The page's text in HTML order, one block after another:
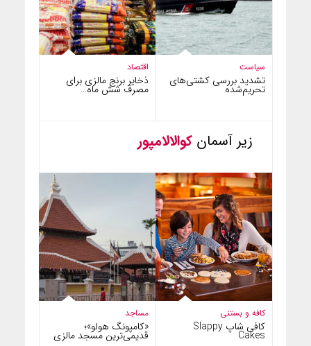
اقتصاد
ذخایر برنج مالزی برای
مصرف شش ماه…
سیاست
تشدید بررسی کشتی‌های
تحریم‌شده
زیر آسمان کوالالامپور
مساجد
«کامپونگ هولو»؛
قدیمی‌ترین مسجد مالزی
کافه و بستنی
کافی شاپ Slappy
Cakes